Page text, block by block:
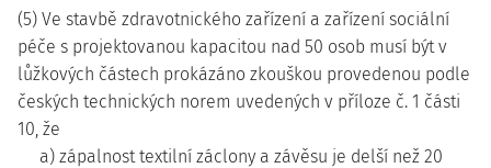
(5) Ve stavbě zdravotnického zařízení a zařízení sociální
péče s projektovanou kapacitou nad 50 osob musí být v
lůžkových částech prokázáno zkouškou provedenou podle
českých technických norem uvedených v příloze č. 1 části
10, že
a) zápalnost textilní záclony a závěsu je delší než 20